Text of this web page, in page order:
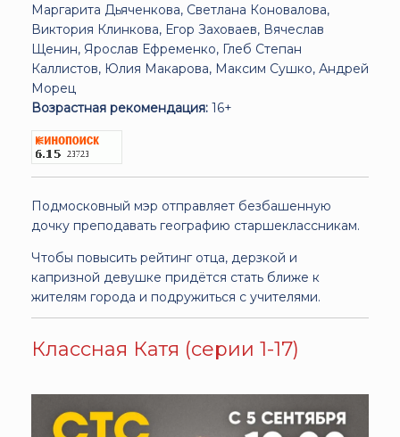
Маргарита Дьяченкова, Светлана Коновалова,
Виктория Клинкова, Егор Заховаев, Вячеслав
Щенин, Ярослав Ефременко, Глеб Степан
Каллистов, Юлия Макарова, Максим Сушко, Андрей
Морец
Возрастная рекомендация: 16+
Подмосковный мэр отправляет безбашенную
дочку преподавать географию старшеклассникам.
Чтобы повысить рейтинг отца, дерзкой и
капризной девушке придётся стать ближе к
жителям города и подружиться с учителями.
Классная Катя (серии 1-17)